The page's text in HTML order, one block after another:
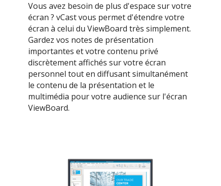
Vous avez besoin de plus d'espace sur votre
écran ? vCast vous permet d'étendre votre
écran à celui du ViewBoard très simplement.
Gardez vos notes de présentation
importantes et votre contenu privé
discrètement affichés sur votre écran
personnel tout en diffusant simultanément
le contenu de la présentation et le
multimédia pour votre audience sur l'écran
ViewBoard.